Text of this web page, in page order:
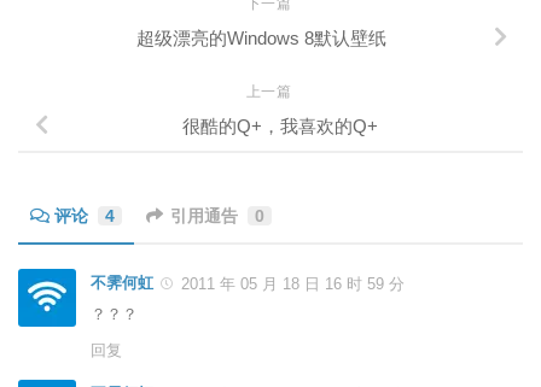
下一篇
超级漂亮的Windows 8默认壁纸
上一篇
很酷的Q+，我喜欢的Q+
评论 4 引用通告 0
不霁何虹
2011 年 05 月 18 日 16 时 59 分
？？？
回复